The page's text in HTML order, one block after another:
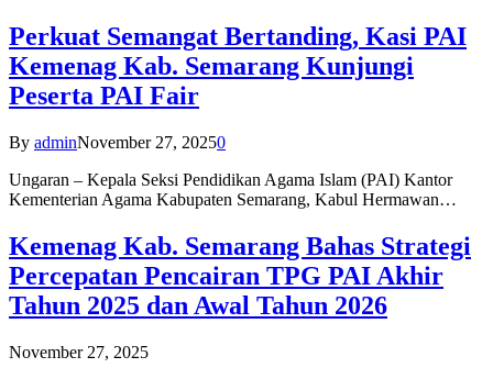
Perkuat Semangat Bertanding, Kasi PAI
Kemenag Kab. Semarang Kunjungi
Peserta PAI Fair
By adminNovember 27, 20250
Ungaran – Kepala Seksi Pendidikan Agama Islam (PAI) Kantor
Kementerian Agama Kabupaten Semarang, Kabul Hermawan…
Kemenag Kab. Semarang Bahas Strategi
Percepatan Pencairan TPG PAI Akhir
Tahun 2025 dan Awal Tahun 2026
November 27, 2025